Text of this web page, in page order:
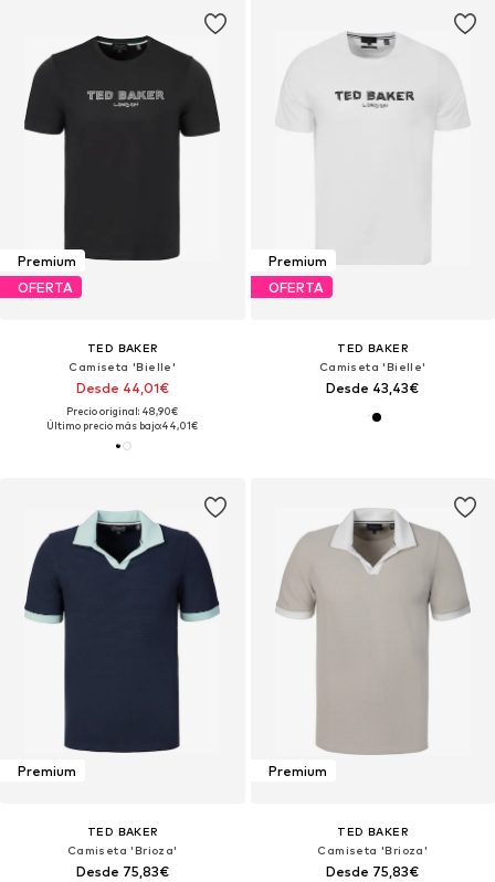
Premium
OFERTA
TED BAKER
Camiseta 'Bielle'
Desde 44,01€
Precio original: 48,90€
Último precio más bajo:44,01€
Premium
OFERTA
TED BAKER
Camiseta 'Bielle'
Desde 43,43€
Premium
TED BAKER
Camiseta 'Brioza'
Desde 75,83€
Premium
TED BAKER
Camiseta 'Brioza'
Desde 75,83€